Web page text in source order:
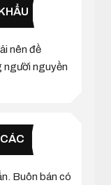
nên đề
người nguyền
Buôn bán có